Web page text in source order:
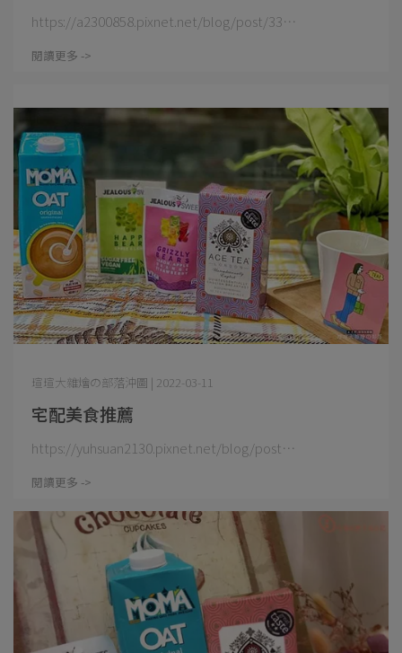
https://a2300858.pixnet.net/blog/post/33⋯
閱讀更多 ->
宅配美食推薦
瑄瑄大雜燴の部落沖圖 | 2022-03-11
https://yuhsuan2130.pixnet.net/blog/post⋯
閱讀更多 ->